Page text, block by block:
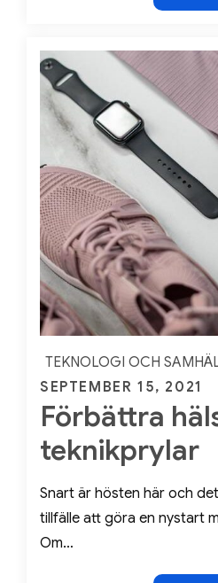
gör
bättre
hem
TEKNOLOGI OCH
Posted
on
SEPTEMBER 15, 2021
Förbättra
teknikprylar
Snart är hösten här och
tillfälle att göra en nystart
Om…